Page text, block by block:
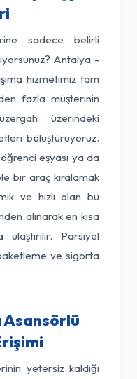
sadece belirli
Antalya -
hizmetimiz tam
fazla müşterinin
üzerindeki
bölüştürüyoruz.
eşyası ya da
bir araç kiralamak
ve hızlı olan bu
alınarak en kısa
ulaştırılır. Parsiyel
ve sigorta
yetersiz kaldığı